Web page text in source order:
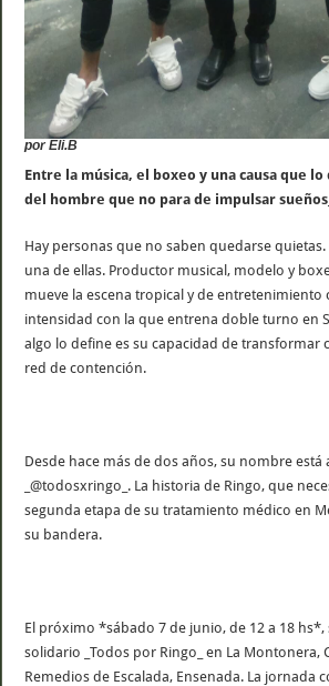
por Eli.B
Entre la música, el boxeo y una causa que
del hombre que no para de impulsar sueños_
Hay personas que no saben quedarse quietas.
una de ellas. Productor musical, modelo y
mueve la escena tropical y de entretenimiento
intensidad con la que entrena doble turno en
algo lo define es su capacidad de transformar
red de contención.
Desde hace más de dos años, su nombre está
_@todosxringo_. La historia de Ringo, que
segunda etapa de su tratamiento médico en
su bandera.
El próximo *sábado 7 de junio, de 12 a 18 hs*,
solidario _Todos por Ringo_ en La Montonera,
Remedios de Escalada, Ensenada. La jornada